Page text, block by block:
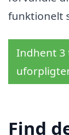
funktionelt
Indhent 3
Find